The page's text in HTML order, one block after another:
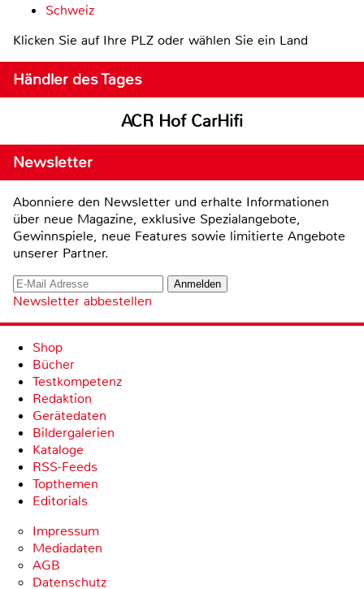
Schweiz
Klicken Sie auf Ihre PLZ oder wählen Sie ein Land
Händler des Tages
ACR Hof CarHifi
Newsletter
Abonniere den Newsletter und erhalte Informationen
über neue Magazine, exklusive Spezialangebote,
Gewinnspiele, neue Features sowie limitierte Angebote
unserer Partner.
Newsletter abbestellen
Shop
Bücher
Testkompetenz
Redaktion
Gerätedaten
Bildergalerien
Kataloge
RSS-Feeds
Topthemen
Editorials
Impressum
Mediadaten
AGB
Datenschutz